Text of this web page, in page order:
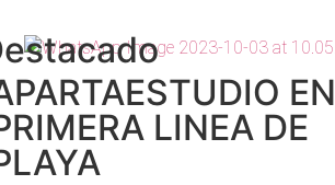
EN
LINEA DE